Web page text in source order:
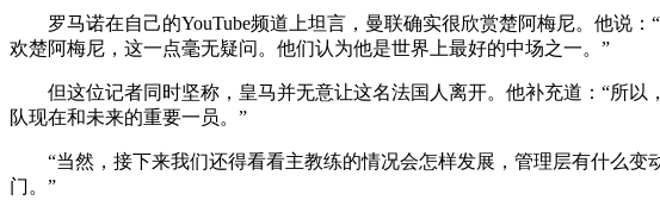
罗马诺在自己的YouTube频道上坦言，曼联确实很欣赏楚阿梅尼。他说
欢楚阿梅尼，这一点毫无疑问。他们认为他是世界上最好的中场之一。”
但这位记者同时坚称，皇马并无意让这名法国人离开。他补充道：“所
队现在和未来的重要一员。”
“当然，接下来我们还得看看主教练的情况会怎样发展，管理层有什么
门。”